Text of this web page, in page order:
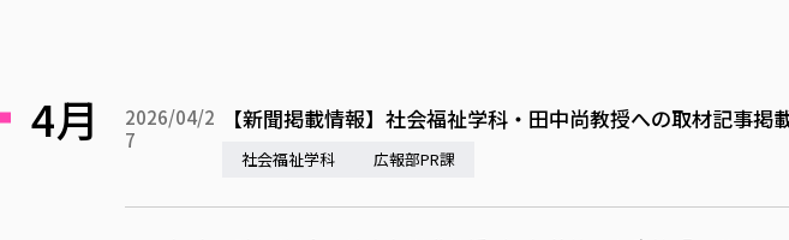
4月
2026/04/2
7
【新聞掲載情報】社会福祉学科・田中尚教授への取材記事掲
社会福祉学科 広報部PR課